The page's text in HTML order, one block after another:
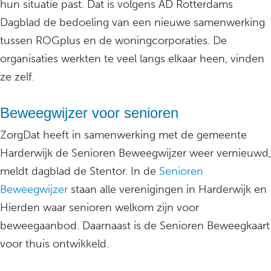
hun situatie past. Dat is volgens AD Rotterdams
Dagblad de bedoeling van een nieuwe samenwerking
tussen ROGplus en de woningcorporaties. De
organisaties werkten te veel langs elkaar heen, vinden
ze zelf.
Beweegwijzer voor senioren
ZorgDat heeft in samenwerking met de gemeente
Harderwijk de Senioren Beweegwijzer weer vernieuwd,
meldt dagblad de Stentor. In de Senioren
Beweegwijzer staan alle verenigingen in Harderwijk en
Hierden waar senioren welkom zijn voor
beweegaanbod. Daarnaast is de Senioren Beweegkaart
voor thuis ontwikkeld.